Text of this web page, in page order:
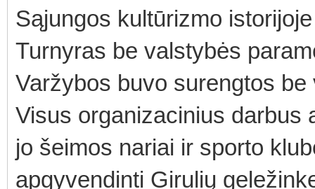
Sąjungos kultūrizmo
Turnyras be valstybės
Varžybos buvo surengtos
Visus organizacinius darbus
jo šeimos nariai ir sporto
apgyvendinti Girulių